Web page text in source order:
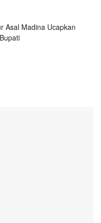
Asal Madina Ucapkan